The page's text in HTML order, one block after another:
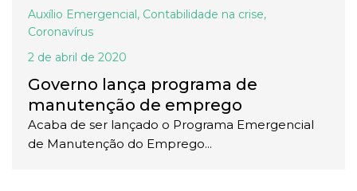
Auxílio Emergencial , Contabilidade na crise,
Coronavírus
2 de abril de 2020
Governo lança programa de
manutenção de emprego
Acaba de ser lançado o Programa Emergencial
de Manutenção do Emprego...